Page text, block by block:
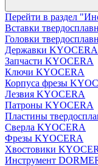
Перейти в раздел
Вставки
Головки
Державки KYOCERA
Запчасти KYOCERA
Ключи KYOCERA
Корпуса фрезы
Лезвия KYOCERA
Патроны KYOCERA
Пластины
Сверла KYOCERA
Фрезы KYOCERA
Хвостовики
Инструмент